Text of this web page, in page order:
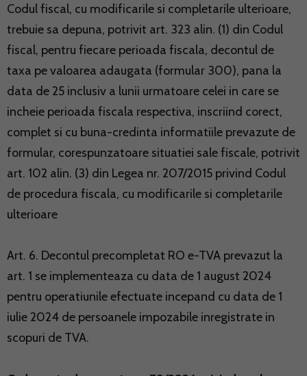
Codul fiscal, cu modificarile si completarile ulterioare,
trebuie sa depuna, potrivit art. 323 alin. (1) din Codul
fiscal, pentru fiecare perioada fiscala, decontul de
taxa pe valoarea adaugata (formular 300), pana la
data de 25 inclusiv a lunii urmatoare celei in care se
incheie perioada fiscala respectiva, inscriind corect,
complet si cu buna-credinta informatiile prevazute de
formular, corespunzatoare situatiei sale fiscale, potrivit
art. 102 alin. (3) din Legea nr. 207/2015 privind Codul
de procedura fiscala, cu modificarile si completarile
ulterioare
Art. 6. Decontul precompletat RO e-TVA prevazut la
art. 1 se implementeaza cu data de 1 august 2024
pentru operatiunile efectuate incepand cu data de 1
iulie 2024 de persoanele impozabile inregistrate in
scopuri de TVA.